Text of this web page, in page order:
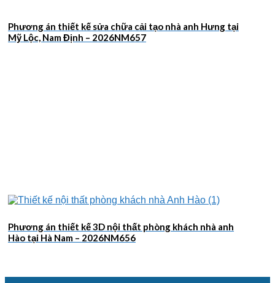
Phương án thiết kế sửa chữa cải tạo nhà anh Hưng tại
Mỹ Lộc, Nam Định – 2026NM657
Phương án thiết kế 3D nội thất phòng khách nhà anh
Hào tại Hà Nam – 2026NM656